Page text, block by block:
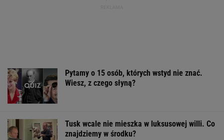
Pytamy o 15 osób, których wstyd nie znać.
Wiesz, z czego słyną?
Tusk wcale nie mieszka w luksusowej willi. Co
znajdziemy w środku?